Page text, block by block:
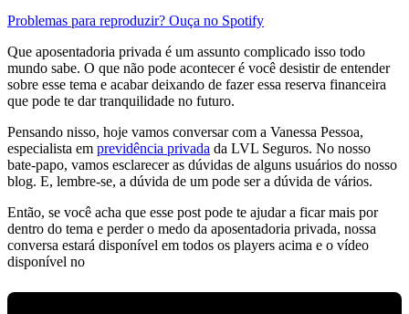
Problemas para reproduzir? Ouça no Spotify
Que aposentadoria privada é um assunto complicado isso todo
mundo sabe. O que não pode acontecer é você desistir de entender
sobre esse tema e acabar deixando de fazer essa reserva financeira
que pode te dar tranquilidade no futuro.
Pensando nisso, hoje vamos conversar com a Vanessa Pessoa,
especialista em previdência privada da LVL Seguros. No nosso
bate-papo, vamos esclarecer as dúvidas de alguns usuários do nosso
blog. E, lembre-se, a dúvida de um pode ser a dúvida de vários.
Então, se você acha que esse post pode te ajudara ficar mais por
dentro do tema e perder o medo da aposentadoria privada, nossa
conversa estará disponível em todos os players acima e o vídeo
disponível no